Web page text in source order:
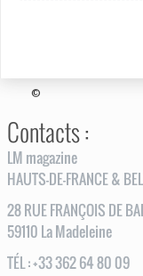
©
Contacts :
LM magazine
HAUTS-DE-FRANCE &
28RUEFRANÇOIS DE
59110 La Madeleine
TÉL:+33 362 64 80 09